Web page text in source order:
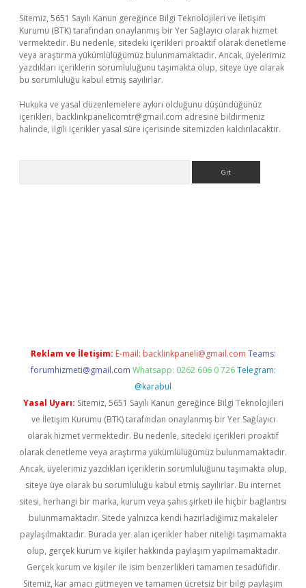
Sitemiz, 5651 Sayılı Kanun gereğince Bilgi Teknolojileri ve İletişim
Kurumu (BTK) tarafından onaylanmış bir Yer Sağlayıcı olarak hizmet
vermektedir. Bu nedenle, sitedeki içerikleri proaktif olarak denetleme
veya araştırma yükümlülüğümüz bulunmamaktadır. Ancak, üyelerimiz
yazdıkları içeriklerin sorumluluğunu taşımakta olup, siteye üye olarak
bu sorumluluğu kabul etmiş sayılırlar.
Hukuka ve yasal düzenlemelere aykırı olduğunu düşündüğünüz
içerikleri, backlinkpanelicomtr@gmail.com adresine bildirmeniz
halinde, ilgili içerikler yasal süre içerisinde sitemizden kaldırılacaktır.
Reklam ve İletişim: E-mail: backlinkpaneli@gmail.com Teams:
forumhizmeti@gmail.com Whatsapp: 0262 606 0 726 Telegram:
@karabul
Yasal Uyarı: Sitemiz, 5651 Sayılı Kanun gereğince Bilgi Teknolojileri
ve İletişim Kurumu (BTK) tarafından onaylanmış bir Yer Sağlayıcı
olarak hizmet vermektedir. Bu nedenle, sitedeki içerikleri proaktif
olarak denetleme veya araştırma yükümlülüğümüz bulunmamaktadır.
Ancak, üyelerimiz yazdıkları içeriklerin sorumluluğunu taşımakta olup,
siteye üye olarak bu sorumluluğu kabul etmiş sayılırlar. Bu internet
sitesi, herhangi bir marka, kurum veya şahıs şirketi ile hiçbir bağlantısı
bulunmamaktadır. Sitede yalnızca kendi hazırladığımız makaleler
paylaşılmaktadır. Burada yer alan içerikler haber niteliği taşımamakta
olup, gerçek kurum ve kişiler hakkında paylaşım yapılmamaktadır.
Gerçek kurum ve kişiler ile isim benzerlikleri tamamen tesadüfidir.
Sitemiz, kar amacı gütmeyen ve tamamen ücretsiz bir bilgi paylaşım